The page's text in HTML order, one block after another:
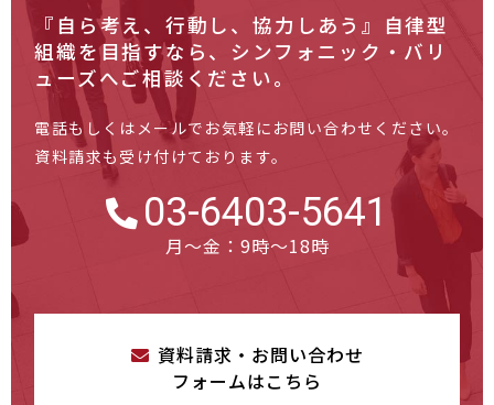
『自ら考え、行動し、協力しあう』自律型
組織を目指すなら、 シンフォニック・バリ
ューズへご相談ください。
電話もしくはメールでお気軽にお問い合わせください。
資料請求も受け付けております。
03-6403-5641
月～金：9時～18時
資料請求・お問い合わせ
フォームはこちら